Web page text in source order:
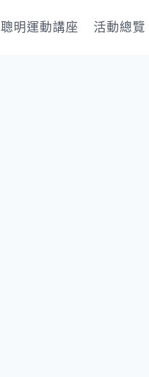
聰明運動講座 活動總覽